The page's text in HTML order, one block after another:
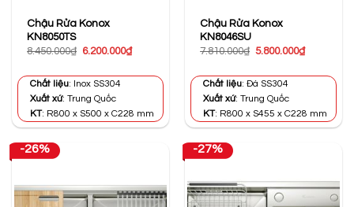
Chậu Rửa Konox
KN8050TS
8.450.000₫ Giá
8.450.000₫.
6.200.000₫Giá
Chất liệu: Inox SS304
Xuất xứ: Trung Quốc
KT: R800 x S500 x C228 mm
Chậu Rửa Konox
KN8046SU
7.810.000₫ Giá
7.810.000₫.
5.800.000₫Giá
Chất liệu: Đá SS304
Xuất xứ: Trung Quốc
KT: R800 x S455 x C228 mm
-26% -27%